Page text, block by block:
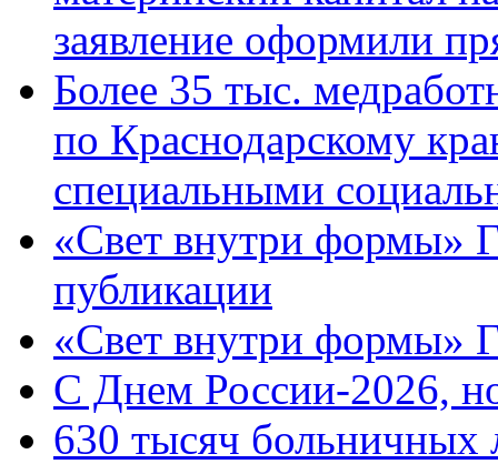
заявление оформили
Более 35 тыс.
по Краснодарскому
специальными
«Свет внутри формы»
публикации
«Свет внутри формы»
C Днем России-2026,
630 тысяч больничных